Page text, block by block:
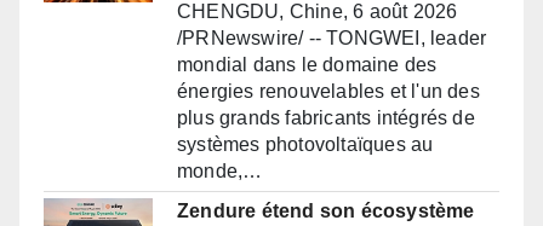
CHENGDU, Chine, 6 août 2026
/PRNewswire/ -- TONGWEI, leader
mondial dans le domaine des
énergies renouvelables et l'un des
plus grands fabricants intégrés de
systèmes photovoltaïques au
monde,…
Zendure étend son écosystème